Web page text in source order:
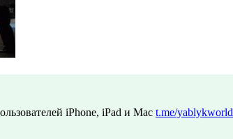
iPhone, iPad и Mac t.me/yablykworld